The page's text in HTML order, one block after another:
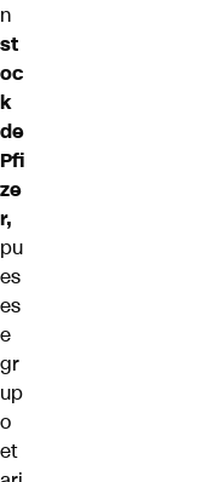
n
st
oc
k
de
Pfi
ze
r,
pu
es
es
e
gr
up
o
et